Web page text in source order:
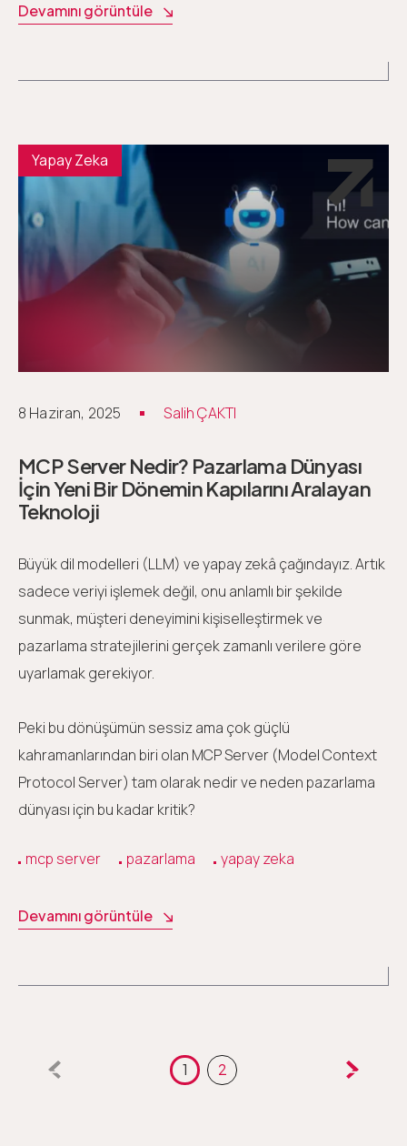
Devamını görüntüle
Yapay Zeka
8 Haziran, 2025 Salih ÇAKTI
MCP Server Nedir? Pazarlama Dünyası
İçin Yeni Bir Dönemin Kapılarını Aralayan
Teknoloji
Büyük dil modelleri (LLM) ve yapay zekâ çağındayız. Artık
sadece veriyi işlemek değil, onu anlamlı bir şekilde
sunmak, müşteri deneyimini kişiselleştirmek ve
pazarlama stratejilerini gerçek zamanlı verilere göre
uyarlamak gerekiyor.
Peki bu dönüşümün sessiz ama çok güçlü
kahramanlarından biri olan MCP Server (Model Context
Protocol Server) tam olarak nedir ve neden pazarlama
dünyası için bu kadar kritik?
mcp server pazarlama yapay zeka
Devamını görüntüle
sayfalaması
1 2